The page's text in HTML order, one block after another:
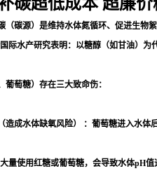
（碳源）是维持水体氮循环、促进生物
际水产研究表明：以糖醇（如甘油）
葡萄糖）存在三大致命伤：
成水体缺氧风险） ：葡萄糖进入水体
量使用红糖或葡萄糖，会导致水体pH值